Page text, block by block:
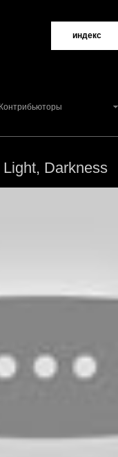
индекс
Контрибьюторы
Darkness